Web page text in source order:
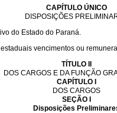
CAPÍTULO ÚNICO
DISPOSIÇÕES
do Estado do Paraná.
vencimentos ou
TÍTULO II
DOS CARGOS E DA FUNÇÃO
CAPÍTULO I
DOS CARGOS
SEÇÃO I
Disposições